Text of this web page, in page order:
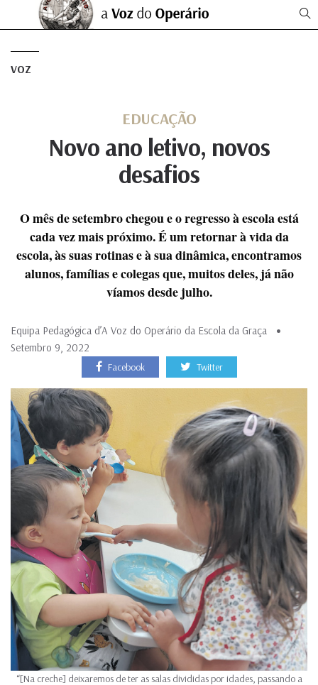
VOZ
EDUCAÇÃO
Novo ano letivo, novos
desafios
O mês de setembro chegou e o regresso à escola está
cada vez mais próximo. É um retornar à vida da
escola, às suas rotinas e à sua dinâmica, encontramos
alunos, famílias e colegas que, muitos deles, já não
víamos desde julho.
Equipa Pedagógica d’A Voz do Operário da Escola da Graça
Setembro 9, 2022
Facebook Twitter
“[Na creche] deixaremos de ter as salas divididas por idades, passando a